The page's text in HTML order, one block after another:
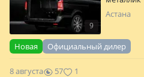
9
Астана
Новая Официальный дилер
8 августа 57 1